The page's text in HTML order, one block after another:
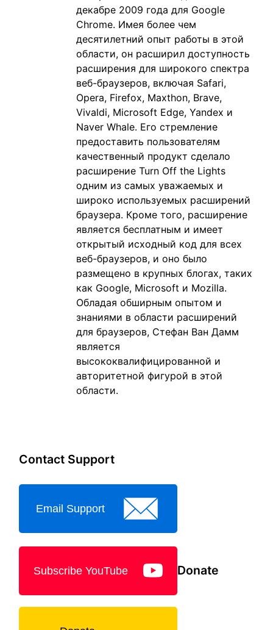
декабре 2009 года для Google
Chrome. Имея более чем
десятилетний опыт работы в этой
области, он расширил доступность
расширения для широкого спектра
веб-браузеров, включая Safari,
Opera, Firefox, Maxthon, Brave,
Vivaldi, Microsoft Edge, Yandex и
Naver Whale. Его стремление
предоставить пользователям
качественный продукт сделало
расширение Turn Off the Lights
одним из самых уважаемых и
широко используемых расширений
браузера. Кроме того, расширение
является бесплатным и имеет
открытый исходный код для всех
веб-браузеров, и оно было
размещено в крупных блогах, таких
как Google, Microsoft и Mozilla.
Обладая обширным опытом и
знаниями в области расширений
для браузеров, Стефан Ван Дамм
является
высококвалифицированной и
авторитетной фигурой в этой
области.
Contact Support
Email Support
Subscribe YouTube Donate